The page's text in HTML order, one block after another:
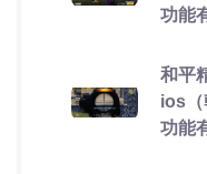
功能
和平
ios（
功能